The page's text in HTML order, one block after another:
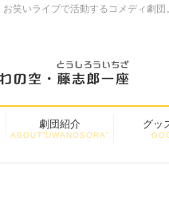
笑いライブで活動するコメディ劇団
劇団紹介
ABOUT”UWANOSORA”
グッ